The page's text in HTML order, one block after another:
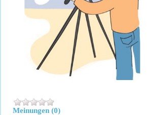
Meinungen (0)